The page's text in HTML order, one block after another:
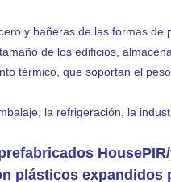
y bañeras de las formas de
de los edificios,
térmico, que soportan el
la refrigeración, la
HousePIR
plásticos expandidos